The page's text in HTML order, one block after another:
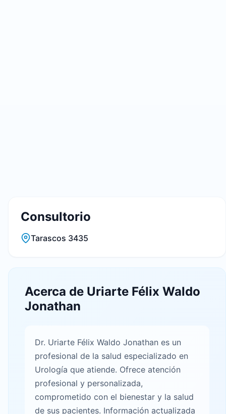
Consultorio
Tarascos 3435
Acerca de Uriarte Félix Waldo
Jonathan
Dr. Uriarte Félix Waldo Jonathan es un
profesional de la salud especializado en
Urología que atiende. Ofrece atención
profesional y personalizada,
comprometido con el bienestar y la salud
de sus pacientes. Información actualizada